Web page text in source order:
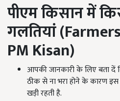
पीएम किसान में
गलतियां (
PM Kisan)
आपकी जानकारी के लिए बता दें
ठीक से ना भरा होने के कारण
खड़ी रहती है.